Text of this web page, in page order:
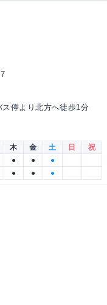
停より北方へ徒歩1分
木 金 土 日
祝
● ●
●
● ● ●